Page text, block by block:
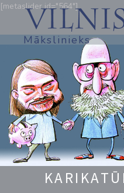
Mākslinieks
[metaslider id="564"]